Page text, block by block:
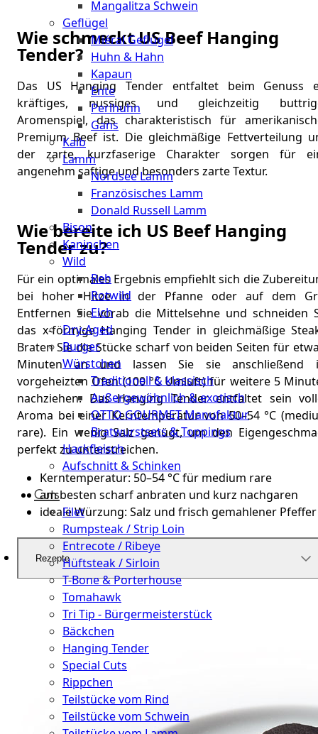
Mangalitza Schwein
Geflügel
Miéral Geflügel
Huhn & Hahn
Kapaun
Ente
Perlhuhn
Gans
Kalb
Lamm
Nordsee Lamm
Französisches Lamm
Donald Russell Lamm
Bison
Kaninchen
Wild
Reh
Rotwild
Elch
Dry-Aged
Burger
Würstchen
Traditionell & klassisch
Außergewöhnlich & exotisch
OTTO GOURMET Manufaktur
Bratwurstsets & Toppings
Hackfleisch
Aufschnitt & Schinken
Cuts
Filet
Rumpsteak / Strip Loin
Entrecote / Ribeye
Hüftsteak / Sirloin
T-Bone & Porterhouse
Tomahawk
Tri Tip - Bürgermeisterstück
Bäckchen
Hanging Tender
Special Cuts
Rippchen
Teilstücke vom Rind
Teilstücke vom Schwein
Wie schmeckt US Beef Hanging
Tender?
Das US Hanging Tender entfaltet beim Genuss
kräftiges, nussiges und gleichzeitig
Aromenspiel, das charakteristisch für
Premium Beef ist. Die gleichmäßige Fettverteilung
der zarte, kurzfaserige Charakter sorgen für
angenehm saftige und besonders zarte Textur.
Wie bereite ich US Beef Hanging
Tender zu?
Für ein optimales Ergebnis empfiehlt sich die
bei hoher Hitze in der Pfanne oder auf dem
Entfernen Sie vorab die Mittelsehne und schneiden
das x-förmige Hanging Tender in gleichmäßige
Braten Sie die Stücke scharf von beiden Seiten für
Minuten an und lassen Sie sie anschließend
vorgeheizten Ofen (100 °C Umluft) für weitere 5
nachziehen. Das Hanging Tender entfaltet sein
Aroma bei einer Kerntemperatur von 50–54 °C
rare). Ein wenig Salz genügt, um den
perfekt zu unterstreichen.
Kerntemperatur: 50–54 °C für medium rare
am besten scharf anbraten und kurz nachgaren
ideale Würzung: Salz und frisch gemahlener Pfeffer
Rezepte